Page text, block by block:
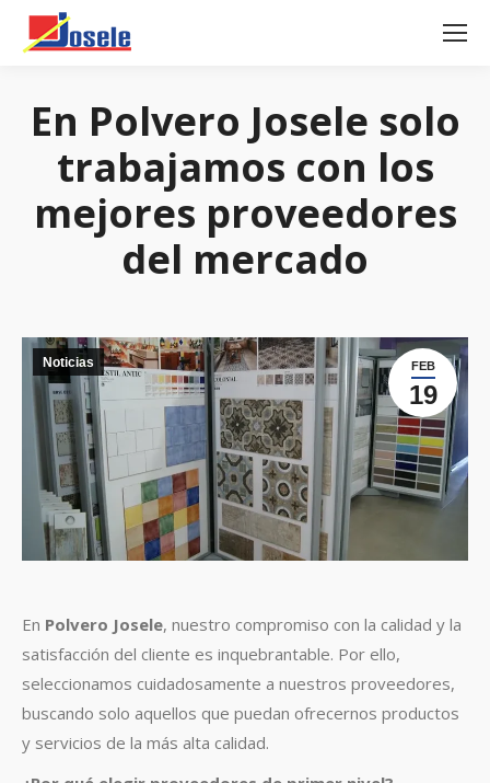
En Polvero Josele solo
trabajamos con los
mejores proveedores
del mercado
FEB
19
Noticias
En Polvero Josele, nuestro compromiso con la calidad y la
satisfacción del cliente es inquebrantable. Por ello,
seleccionamos cuidadosamente a nuestros proveedores,
buscando solo aquellos que puedan ofrecernos productos
y servicios de la más alta calidad.